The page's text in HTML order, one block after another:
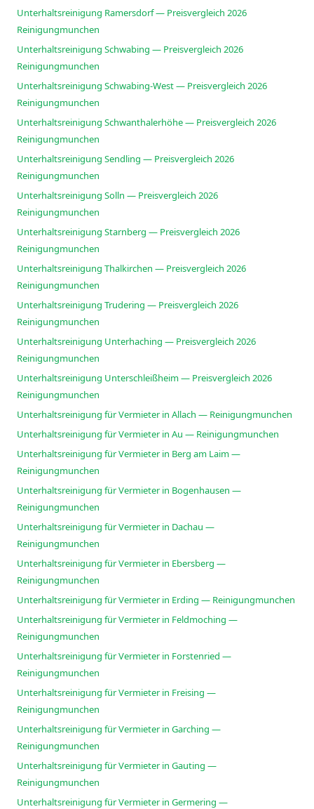
Unterhaltsreinigung Ramersdorf — Preisvergleich 2026
Reinigungmunchen
Unterhaltsreinigung Schwabing — Preisvergleich 2026
Reinigungmunchen
Unterhaltsreinigung Schwabing-West — Preisvergleich 2026
Reinigungmunchen
Unterhaltsreinigung Schwanthalerhöhe — Preisvergleich 2026
Reinigungmunchen
Unterhaltsreinigung Sendling — Preisvergleich 2026
Reinigungmunchen
Unterhaltsreinigung Solln — Preisvergleich 2026
Reinigungmunchen
Unterhaltsreinigung Starnberg — Preisvergleich 2026
Reinigungmunchen
Unterhaltsreinigung Thalkirchen — Preisvergleich 2026
Reinigungmunchen
Unterhaltsreinigung Trudering — Preisvergleich 2026
Reinigungmunchen
Unterhaltsreinigung Unterhaching — Preisvergleich 2026
Reinigungmunchen
Unterhaltsreinigung Unterschleißheim — Preisvergleich 2026
Reinigungmunchen
Unterhaltsreinigung für Vermieter in Allach — Reinigungmunchen
Unterhaltsreinigung für Vermieter in Au — Reinigungmunchen
Unterhaltsreinigung für Vermieter in Berg am Laim —
Reinigungmunchen
Unterhaltsreinigung für Vermieter in Bogenhausen —
Reinigungmunchen
Unterhaltsreinigung für Vermieter in Dachau —
Reinigungmunchen
Unterhaltsreinigung für Vermieter in Ebersberg —
Reinigungmunchen
Unterhaltsreinigung für Vermieter in Erding — Reinigungmunchen
Unterhaltsreinigung für Vermieter in Feldmoching —
Reinigungmunchen
Unterhaltsreinigung für Vermieter in Forstenried —
Reinigungmunchen
Unterhaltsreinigung für Vermieter in Freising —
Reinigungmunchen
Unterhaltsreinigung für Vermieter in Garching —
Reinigungmunchen
Unterhaltsreinigung für Vermieter in Gauting —
Reinigungmunchen
Unterhaltsreinigung für Vermieter in Germering —